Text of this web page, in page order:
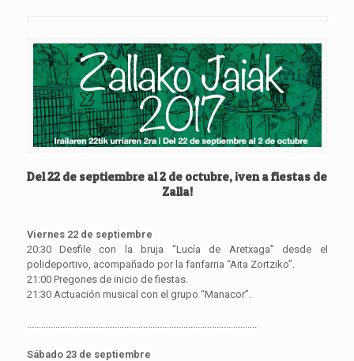
Del 22 de septiembre al 2 de octubre, ¡ven a fiestas de
Zalla!
Viernes 22 de septiembre
20:30 Desfile con la bruja “Lucía de Aretxaga” desde el
polideportivo, acompañado por la fanfarria “Aita Zortziko”.
21:00 Pregones de inicio de fiestas.
21:30 Actuación musical con el grupo “Manacor”.
.................................................................................................
Sábado 23 de septiembre